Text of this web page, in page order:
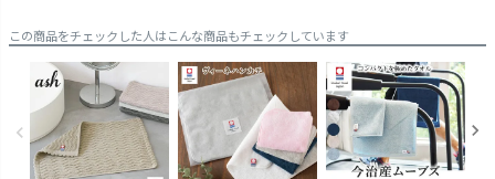
この商品をチェックした人はこんな商品もチェックしています